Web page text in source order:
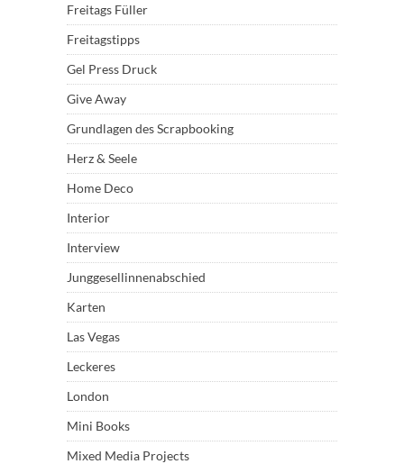
Freitags Füller
Freitagstipps
Gel Press Druck
Give Away
Grundlagen des Scrapbooking
Herz & Seele
Home Deco
Interior
Interview
Junggesellinnenabschied
Karten
Las Vegas
Leckeres
London
Mini Books
Mixed Media Projects